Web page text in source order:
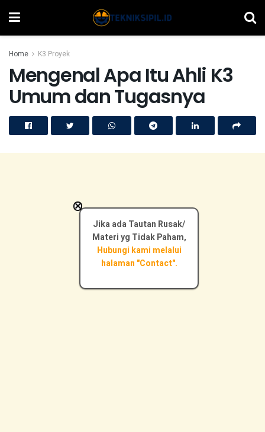
Home K3 Proyek
Mengenal Apa Itu Ahli K3
Umum dan Tugasnya
Jika ada Tautan Rusak/
Materi yg Tidak Paham,
Hubungi kami melalui
halaman "Contact".
×